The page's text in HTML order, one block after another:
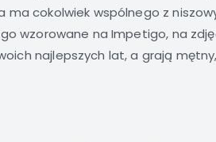
ma cokolwiek wspólnego z
wzorowane na Impetigo, na
najlepszych lat, a grają mętny,